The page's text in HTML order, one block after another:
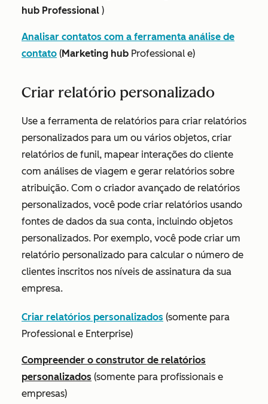
hub Professional )
Analisar contatos com a ferramenta análise de
contato (Marketing hub Professional e)
Criar relatório personalizado
Use a ferramenta de relatórios para criar relatórios
personalizados para um ou vários objetos, criar
relatórios de funil, mapear interações do cliente
com análises de viagem e gerar relatórios sobre
atribuição. Com o criador avançado de relatórios
personalizados, você pode criar relatórios usando
fontes de dados da sua conta, incluindo objetos
personalizados. Por exemplo, você pode criar um
relatório personalizado para calcular o número de
clientes inscritos nos níveis de assinatura da sua
empresa.
Criar relatórios personalizados (somente para
Professional e Enterprise)
Compreender o construtor de relatórios
personalizados (somente para profissionais e
empresas)